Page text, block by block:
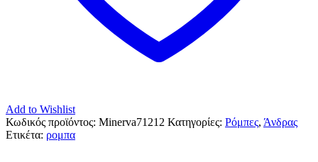
Add to Wishlist
Κωδικός προϊόντος: Minerva71212 Κατηγορίες: Ρόμπες, Άνδρας
Ετικέτα: ρομπα